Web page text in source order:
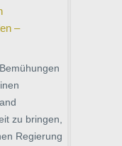
–
zu bringen,
Regierung